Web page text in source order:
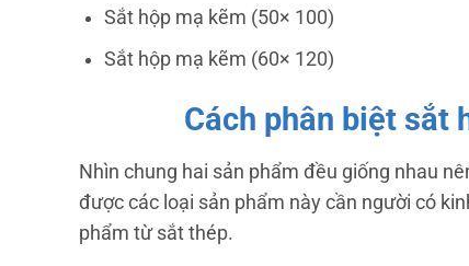
Sắt hộp mạ kẽm (50× 100)
Sắt hộp mạ kẽm (60× 120)
Cách phân biệt sắt
Nhìn chung hai sản phẩm đều giống nhau
được các loại sản phẩm này cần người có
phẩm từ sắt thép.